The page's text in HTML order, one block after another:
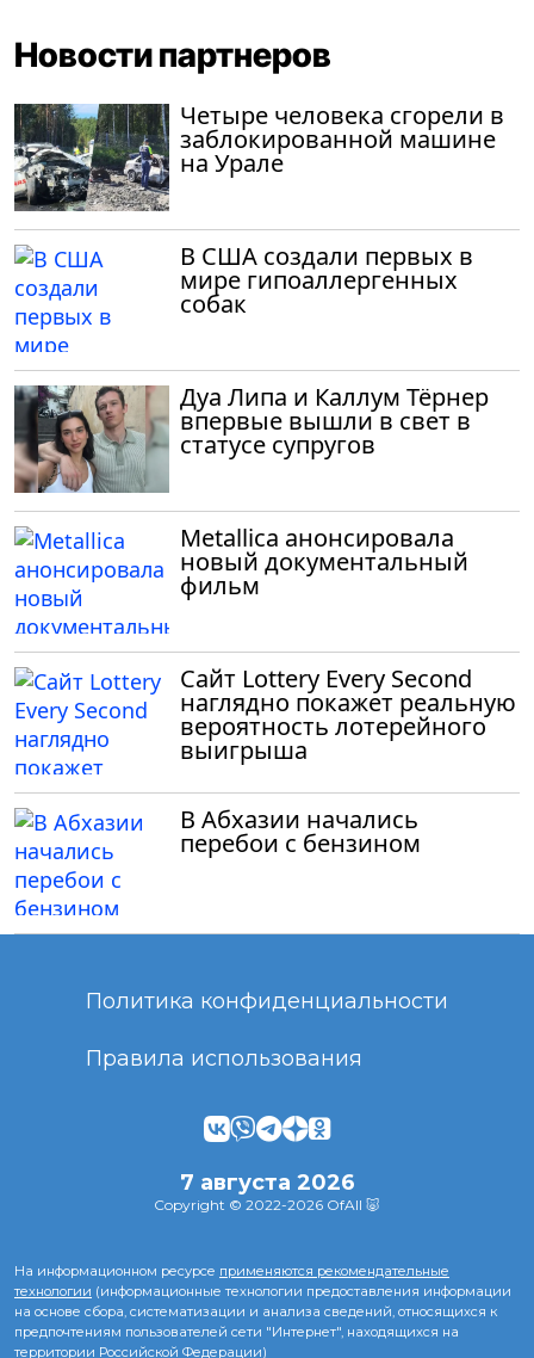
Новости партнеров
Четыре человека сгорели в
заблокированной машине
на Урале
В США создали первых в
мире гипоаллергенных
собак
Дуа Липа и Каллум Тёрнер
впервые вышли в свет в
статусе супругов
Metallica анонсировала
новый документальный
фильм
Сайт Lottery Every Second
наглядно покажет реальную
вероятность лотерейного
выигрыша
В Абхазии начались
перебои с бензином
Политика конфиденциальности
Правила использования
7 августа 2026
Copyright © 2022-2026 OfAll 🐷
На информационном ресурсе применяются рекомендательные
технологии (информационные технологии предоставления информации
на основе сбора, систематизации и анализа сведений, относящихся к
предпочтениям пользователей сети "Интернет", находящихся на
территории Российской Федерации)